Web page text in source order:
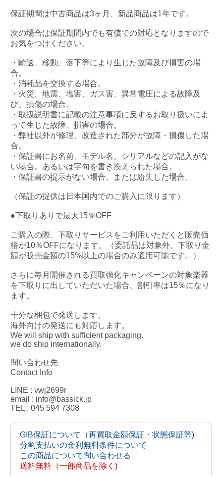
保証期間は中古商品は3ヶ月、新品商品は1年です。
次の場合は保証期間内でも有償での対応となりますので
お気をつけください。
・輸送、移動、落下等により生じた故障及び損害の場
合。
・消耗品を交換する場合。
・火災、地震、塩害、ガス害、異常電圧による故障及
び、損傷の場合。
・取扱説明書に記載の注意事項に反するお取り扱いによ
って生じた故障、損害の場合。
・弊社以外が修理、改造された部分が故障・損傷した場
合。
・保証書にお名前、モデル名、シリアルなどの記入がな
い場合。あるいは字句を書き換えられた場合。
・保証書の提示がない場合、または紛失した場合。
（保証の提供は日本国内でのご購入に限ります）
●下取りありで最大15％OFF
ご購入の際、下取りサービスをご利用いただくと販売価
格が10％OFFになります。（委託品は対象外。下取り金
額が販売金額の15%以上の場合のみ適用可能です。）
さらに毎月開催される買取強化キャンペーンの対象楽器
を下取りに出していただいた場合、割引率は15％になり
ます。
十分な梱包で発送します。
海外向けの発送にも対応します。
We will ship with sufficient packaging.
we do ship internationally.
問い合わせ先
Contact Info
LINE : vwj2699r
email : info@bassick.jp
TEL : 045 594 7308
GIB保証について（再買取金額保証・状態保証等)
分割支払いの金利無料条件について
この商品について問い合わせる
送料無料（一部商品を除く)